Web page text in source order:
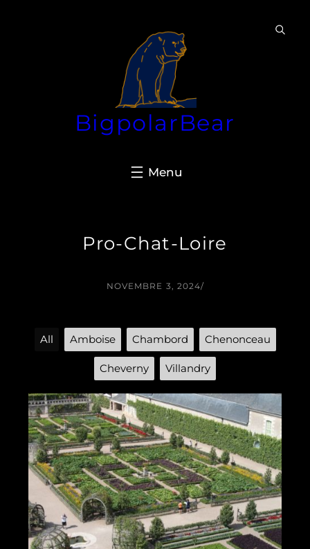
BigpolarBear
Pro-Chat-Loire
NOVEMBRE 3, 2024/
All Amboise Chambord Chenonceau
Cheverny Villandry